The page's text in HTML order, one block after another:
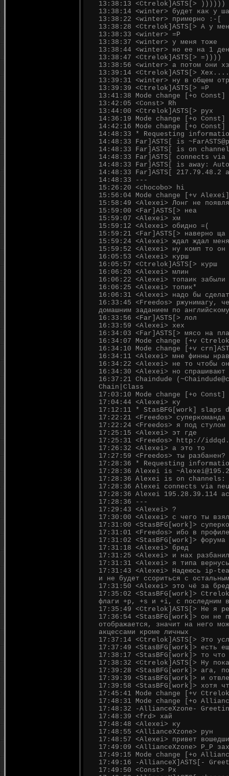
13:38:13 <Ctrelok]ASTS[> ))))))
13:38:14 <winter> будет как у
13:38:22 <winter> примерно :-[
13:38:28 <Ctrelok]ASTS[> А у
13:38:33 <winter> =P
13:38:37 <winter> у меня тоже
13:38:44 <winter> но ее на 1
13:38:47 <Ctrelok]ASTS[> =))))
13:38:56 <winter> а потом они
13:39:14 <Ctrelok]ASTS[> Хех....
13:39:31 <winter> ну в общем
13:39:39 <Ctrelok]ASTS[> =Р
13:41:38 Mode change [+o
13:42:05 <Const> Rh
13:44:00 <Ctrelok]ASTS[> рух
14:36:19 Mode change [+o
14:42:16 Mode change [+o
14:48:33 * Requesting
14:48:33 Far]ASTS[ is
14:48:33 Far]ASTS[ is on
14:48:33 Far]ASTS[ connects
14:48:33 Far]ASTS[ is away:
14:48:33 Far]ASTS[
14:48:33 ---
15:26:20 <chocobo> hi
15:56:04 Mode change [+v
15:58:49 <Alexei> Лонг не
15:59:00 <Far]ASTS[> неа
15:59:07 <Alexei> хм
15:59:12 <Alexei> обидно =(
15:59:21 <Far]ASTS[> наверно ща
15:59:24 <Alexei> ждал ждал
15:59:52 <Alexei> ну комп то он
16:05:53 <Alexei> курш
16:05:57 <Ctrelok]ASTS[> курш
16:06:20 <Alexei> млин
16:06:22 <Alexei> топаик забыли
16:06:25 <Alexei> топик*
16:06:31 <Alexei> надо бы
16:33:45 <Freedos> ржунимагу,
домашним заданием по
16:33:56 <Far]ASTS[> лол
16:33:59 <Alexei> хех
16:34:03 <Far]ASTS[> мясо на
16:34:07 Mode change [+v
16:34:10 Mode change [+v
16:34:11 <Alexei> мне финны
16:34:22 <Alexei> не то чтобы
16:34:30 <Alexei> но спрашивают
16:37:21 Chaindude
Chain|Class
17:03:10 Mode change [+o
17:04:44 <Alexei> ку
17:12:11 * StasBFG[work]
17:22:21 <Freedos> суперкоманда
17:22:24 <Freedos> я под стулом
17:25:15 <Alexei> эт где
17:25:31 <Freedos> http://
17:26:32 <Alexei> а это то
17:27:59 <Freedos> ты разбанен?
17:28:36 * Requesting
17:28:36 Alexei is
17:28:36 Alexei is on
17:28:36 Alexei connects via
17:28:36 Alexei 195.28.39.114
17:28:36 ---
17:29:43 <Alexei> ?
17:30:00 <Alexei> с чего ты взял
17:31:00 <StasBFG[work]>
17:31:01 <Freedos> ибо в
17:31:02 <StasBFG[work]> форума
17:31:18 <Alexei> бред
17:31:25 <Alexei> и нах
17:31:31 <Alexei> я типа
17:31:43 <Alexei> Надеюсь ip-
и не будет ссориться с
17:31:50 <Alexei> это чё за
17:35:02 <StasBFG[work]>
флаги +p, +s и +i, с последним
17:35:49 <Ctrelok]ASTS[> Не я
17:36:54 <StasBFG[work]> он
отображается, значит на него
акцессами кроме личных
17:37:14 <Ctrelok]ASTS[> Это
17:37:49 <StasBFG[work]> есть
17:38:17 <StasBFG[work]> то что
17:38:32 <Ctrelok]ASTS[> Ну
17:39:28 <StasBFG[work]> ага,
17:39:39 <StasBFG[work]> и
17:39:58 <StasBFG[work]> хотя
17:45:41 Mode change [+v
17:48:31 Mode change [+o
17:48:32 -AllianceXzone-
17:48:39 <frd> хай
17:48:48 <Alexei> ку
17:48:55 <AllianceXzone> рун
17:48:57 <Alexei> привет
17:49:09 <AllianceXzone> Р_Р
17:49:15 Mode change [+o
17:49:16 -AllianceX]ASTS[-
17:49:50 <Const> Рх